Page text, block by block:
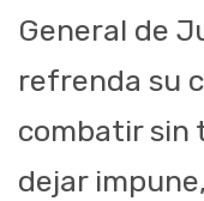
General de
refrenda su
combatir sin
dejar